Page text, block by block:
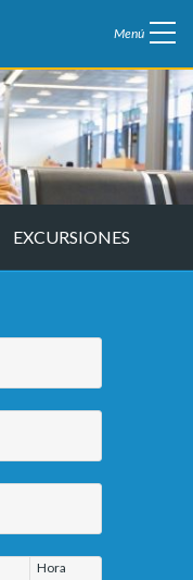
Menú
EXCURSIONES
Hora